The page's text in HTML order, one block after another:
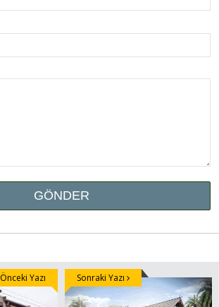
Önceki Yazı Sonraki Yazı